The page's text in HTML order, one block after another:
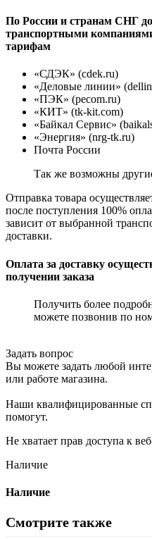
По России и странам СНГ
транспортными
тарифам
«СДЭК» (cdek.ru)
«Деловые линии»
«ПЭК» (pecom.ru)
«КИТ» (tk-kit.com)
«Байкал Сервис»
«Энергия» (nrg-tk.ru)
Почта России
Так же возможны
Отправка товара
после поступления 100%
зависит от выбранной
доставки.
Оплата за доставку
получении заказа
Получить более
можете позвонив по
Задать вопрос
Вы можете задать любой
или работе магазина.
Наши квалифицированные
помогут.
Не хватает прав доступа к
Наличие
Наличие
Смотрите также